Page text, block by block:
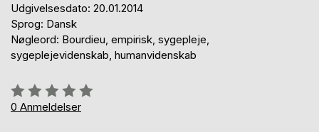
Udgivelsesdato: 20.01.2014
Sprog: Dansk
Nøgleord: Bourdieu, empirisk, sygepleje,
sygeplejevidenskab, humanvidenskab
Anmeldelse::
0%
0 Anmeldelser